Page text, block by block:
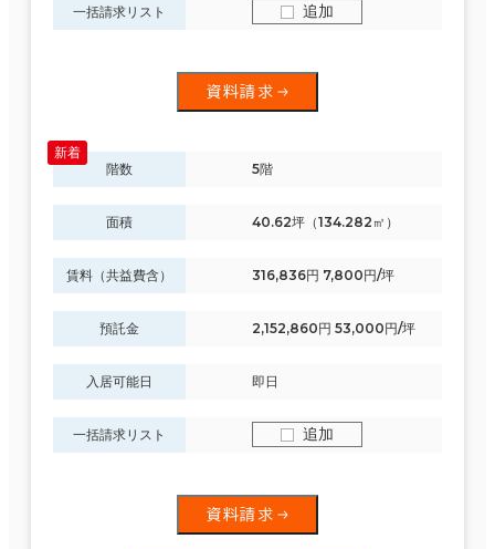
一括請求リスト 追加
資料請求
階数 5階
面積 40.62坪（134.282㎡）
賃料（共益費含） 316,836円 7,800円/坪
預託金 2,152,860円 53,000円/坪
入居可能日 即日
一括請求リスト 追加
資料請求